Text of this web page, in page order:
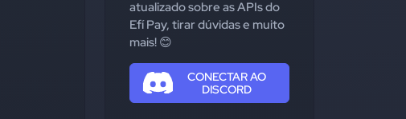
atualizado sobre as APIs do
Efí Pay, tirar dúvidas e muito
mais! 😊
CONECTAR AO
DISCORD